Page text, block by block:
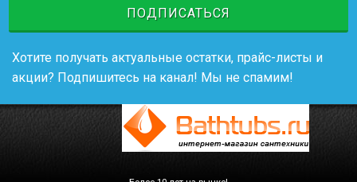
ПОДПИСАТЬСЯ
Хотите получать актуальные остатки, прайс-листы и
акции? Подпишитесь на канал! Мы не спамим!